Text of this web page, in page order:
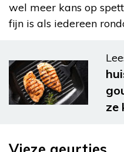
wel meer kans op
fijn is als iedereen
ze